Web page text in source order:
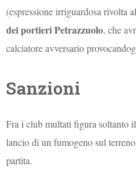
(espressione irriguardosa rivolta
dei portieri Petrazzuolo, che
calciatore avversario
Sanzioni
Fra i club multati figura soltanto
lancio di un fumogeno sul
partita.